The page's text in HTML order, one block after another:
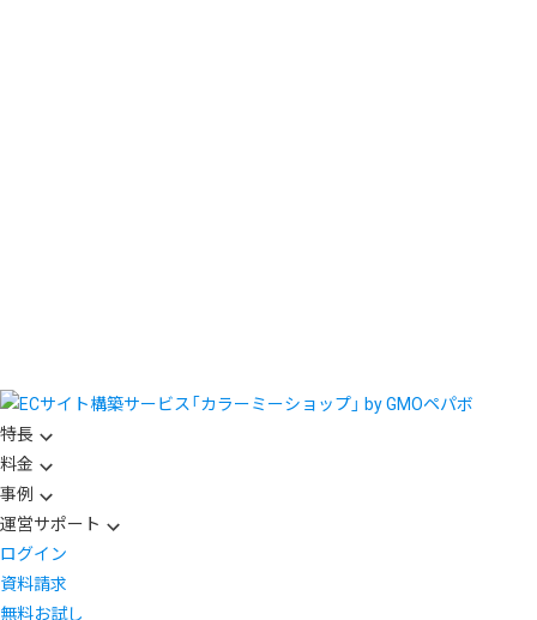
特長
料金
事例
運営サポート
ログイン
資料請求
無料お試し